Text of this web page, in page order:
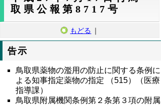
取県公報第8717号
もどる ｜
告示
鳥取県薬物の濫用の防止に関する条例に
よる知事指定薬物の指定 （515）（医療
指導課）
鳥取県附属機関条例第２条第３項の附属